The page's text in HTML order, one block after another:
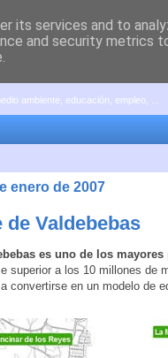
ambiente, educación, empleo, ...
enero de 2007
de Valdebebas
es uno de los
superior a los 10 millones de
convertirse en un modelo de
its services and to
and security metrics